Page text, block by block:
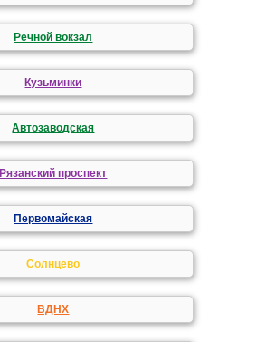
Речной вокзал
Кузьминки
Автозаводская
Рязанский проспект
Первомайская
Солнцево
ВДНХ